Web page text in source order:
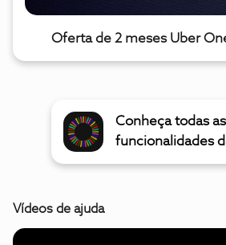
Oferta de 2 meses Uber
Conheça todas as
funcionalidades
Vídeos de ajuda